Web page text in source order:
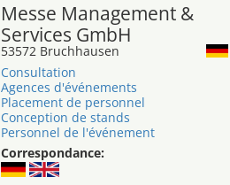
Messe Management &
Services GmbH
53572 Bruchhausen
Consultation
Agences d'événements
Placement de personnel
Conception de stands
Personnel de l'événement
Correspondance: